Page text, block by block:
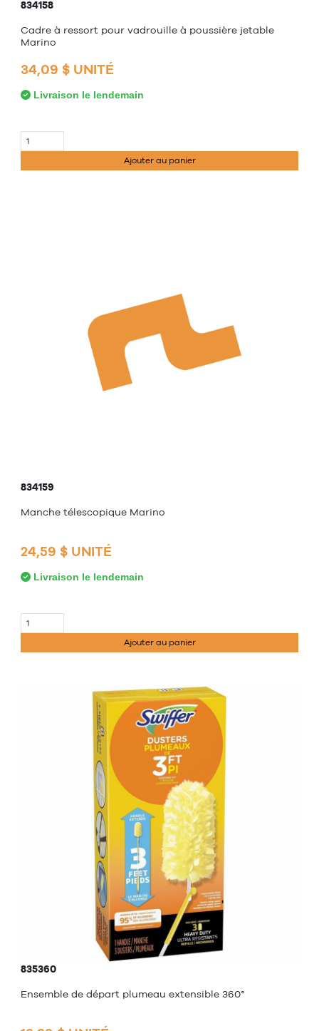
834158
Cadre à ressort pour vadrouille à poussière jetable
Marino
34,09 $ UNITÉ
Livraison le lendemain
Ajouter au panier
834159
Manche télescopique Marino
24,59 $ UNITÉ
Livraison le lendemain
Ajouter au panier
835360
Ensemble de départ plumeau extensible 360°